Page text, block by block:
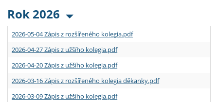
Rok 2026
2026-05-04 Zápis z rozšířeného kolegia.pdf
2026-04-27 Zápis z užšího kolegia.pdf
2026-04-20 Zápis z užšího kolegia.pdf
2026-03-16 Zápis z rozšířeného kolegia děkanky.pdf
2026-03-09 Zápis z užšího kolegia.pdf